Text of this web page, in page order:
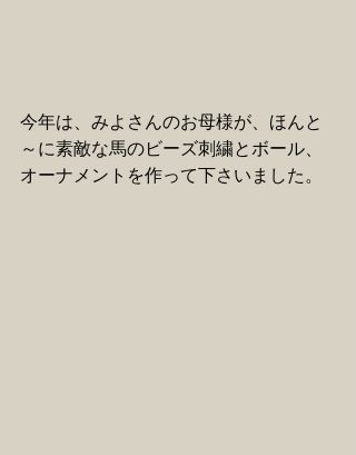
今年は、みよさんのお母様が、ほんと
～に素敵な馬のビーズ刺繍とボール、
オーナメントを作って下さいました。